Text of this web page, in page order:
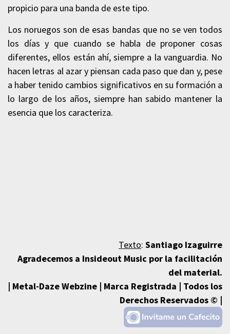
propicio para una banda de este tipo.
Los noruegos son de esas bandas que no se ven todos
los días y que cuando se habla de proponer cosas
diferentes, ellos están ahí, siempre a la vanguardia. No
hacen letras al azar y piensan cada paso que dan y, pese
a haber tenido cambios significativos en su formación a
lo largo de los años, siempre han sabido mantener la
esencia que los caracteriza.
Texto: Santiago Izaguirre
Agradecemos a Insideout Music por la facilitación
del material.
| Metal-Daze Webzine | Marca Registrada | Todos los
Derechos Reservados © |